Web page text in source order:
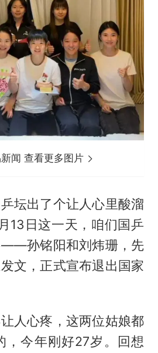
闻 查看更多图片
坛出了个让人心里酸溜
13日这一天，咱们国乒
——孙铭阳和刘炜珊，先
文，正式宣布退出国家
人心疼，这两位姑娘都
，今年刚好27岁。回想